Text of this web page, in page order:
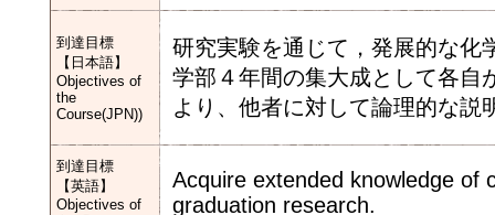
到達目標
【日本語】
Objectives of
the
Course(JPN))
研究実験を通じて，発展的な化
学部４年間の集大成として各自
より、他者に対して論理的な説
到達目標
【英語】
Objectives of
Acquire extended knowledge of
graduation research.